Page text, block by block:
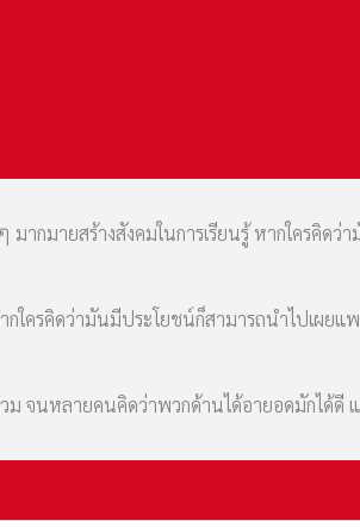
ากมายสร้างสังคมในการเรียนรู้ หากใครคิดว่
ใครคิดว่ามันมีประโยชน์ก็สามารถนำไปเผยแพ
จนหลายคนคิดว่าพวกด้านได้อายอดมักได้ดี